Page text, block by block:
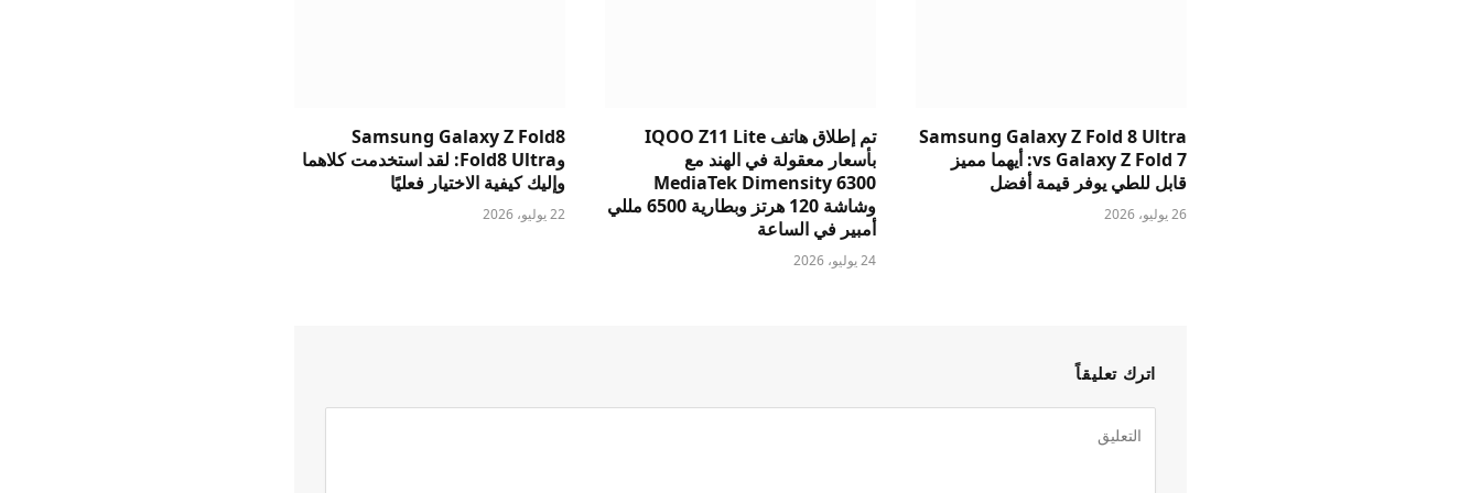
Samsung Galaxy Z Fold 8 Ultra
vs Galaxy Z Fold 7: أيهما مميز
قابل للطي يوفر قيمة أفضل
26 يوليو، 2026
تم إطلاق هاتف IQOO Z11 Lite
بأسعار معقولة في الهند مع
MediaTek Dimensity 6300
وشاشة 120 هرتز وبطارية 6500 مللي
أمبير في الساعة
24 يوليو، 2026
Samsung Galaxy Z Fold8
وFold8 Ultra: لقد استخدمت كلاهما
وإليك كيفية الاختيار فعليًا
22 يوليو، 2026
اترك تعليقاً